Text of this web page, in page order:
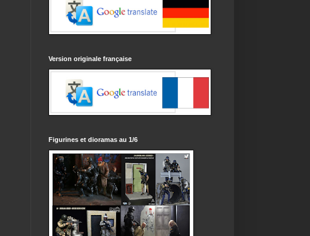
Version originale française
Figurines et dioramas au 1/6